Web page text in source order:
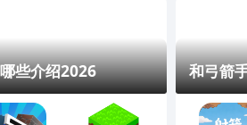
些介绍2026 和弓箭